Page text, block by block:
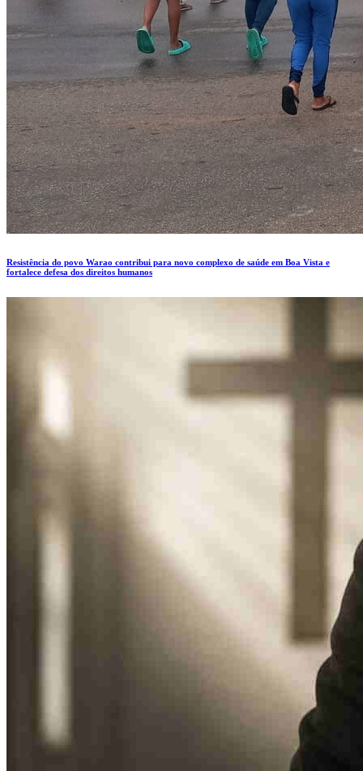
Resistência do povo Warao contribui para novo complexo de saúde em Boa Vista e
fortalece defesa dos direitos humanos